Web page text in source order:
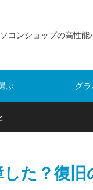
コンショップの高性能
ぶ グ
た？復